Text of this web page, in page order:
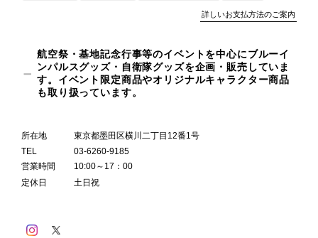
詳しいお支払方法のご案内
航空祭・基地記念行事等のイベントを中心にブルーイ
ンパルスグッズ・自衛隊グッズを企画・販売していま
す。イベント限定商品やオリジナルキャラクター商品
も取り扱っています。
所在地
東京都墨田区横川二丁目12番1号
TEL
03-6260-9185
営業時間
10:00～17：00
定休日
土日祝